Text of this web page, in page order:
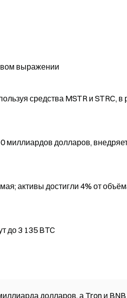
выражении
средства MSTR и STRC, в
миллиардов долларов,
активы достигли 4% от
до 3 135 BTC
долларов, а Tron и BNB